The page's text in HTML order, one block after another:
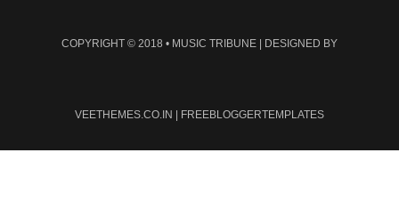
COPYRIGHT © 2018 • MUSIC TRIBUNE | DESIGNED BY
VEETHEMES.CO.IN FREEBLOGGERTEMPLATES